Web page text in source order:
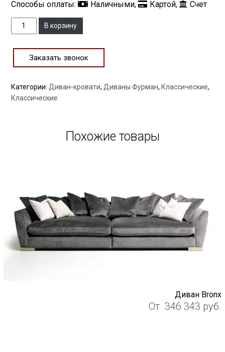
Способы оплаты: Наличными, Картой, Счет
КоличествоВ корзину
Заказать звонок
Категории: Диван-кровати, Диваны Фурман, Классические,
Классические
Похожие товары
Диван Bronx
От 346 343 руб.